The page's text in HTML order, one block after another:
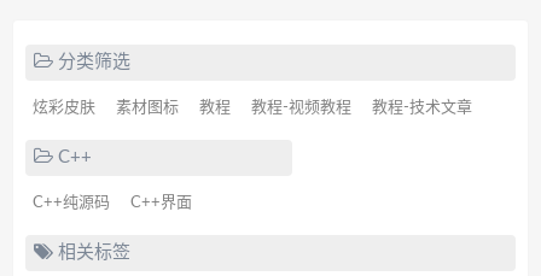
分类筛选
炫彩皮肤 素材图标 教程 教程-视频教程 教程-技术文章
C++
C++纯源码 C++界面
相关标签